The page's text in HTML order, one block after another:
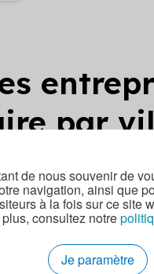
de nous souvenir de
navigation, ainsi que
à la fois sur ce site
consultez notre
Je paramètre
par
taire RGE